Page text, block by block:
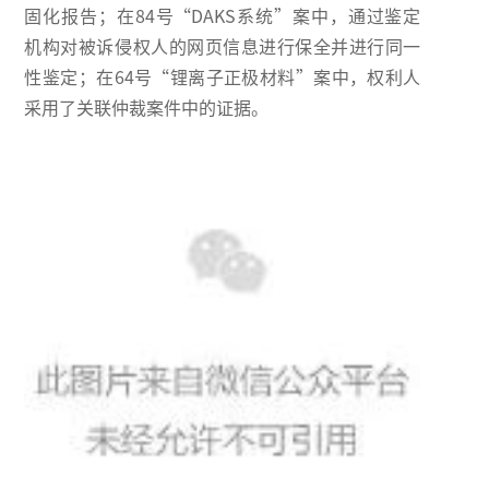
固化报告；在84号“DAKS系统”案中，通过鉴定
机构对被诉侵权人的网页信息进行保全并进行同一
性鉴定；在64号“锂离子正极材料”案中，权利人
采用了关联仲裁案件中的证据。